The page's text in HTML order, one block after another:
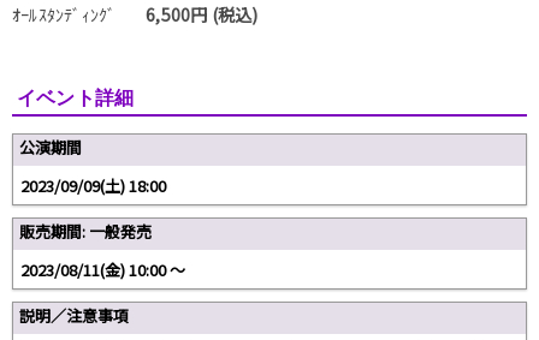
ｵｰﾙｽﾀﾝﾃﾞｨﾝｸﾞ 6,500円 (税込)
イベント詳細
公演期間
2023/09/09(土) 18:00
販売期間: 一般発売
2023/08/11(金) 10:00 〜
説明／注意事項